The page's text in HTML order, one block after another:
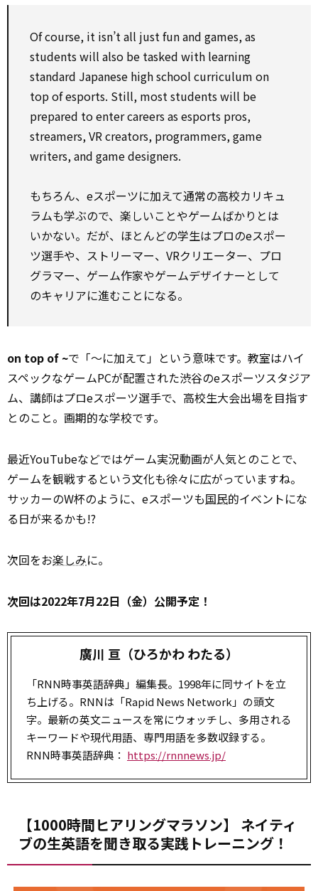
Of course, it isn’t all just fun and games, as
students will also be tasked with learning
standard Japanese high school curriculum on
top of esports. Still, most students will be
prepared to enter careers as esports pros,
streamers, VR creators, programmers, game
writers, and game designers.
もちろん、eスポーツに加えて通常の高校カリキュ
ラムも学ぶので、楽しいことやゲームばかりとは
いかない。だが、ほとんどの学生はプロのeスポー
ツ選手や、ストリーマー、VRクリエーター、プロ
グラマー、ゲーム作家やゲームデザイナーとして
のキャリアに進むことになる。
on top of ~で「～に加えて」という意味です。教室はハイ
スペックなゲームPCが配置された渋谷のeスポーツスタジア
ム、講師はプロeスポーツ選手で、高校生大会出場を目指す
とのこと。画期的な学校です。
最近YouTubeなどではゲーム実況動画が人気とのことで、
ゲームを観戦するという文化も徐々に広がっていますね。
サッカーのW杯のように、eスポーツも国民的イベントにな
る日が来るかも!?
次回をお楽しみに。
次回は2022年7月22日（金）公開予定！
廣川 亘（ひろかわ わたる）
「RNN時事英語辞典」編集長。1998年に同サイトを立
ち上げる。RNNは「Rapid News Network」の頭文
字。最新の英文ニュースを常にウォッチし、多用される
キーワードや現代用語、専門用語を多数収録する。
RNN時事英語辞典： https://rnnnews.jp/
【1000時間ヒアリングマラソン】 ネイティ
ブの生英語を聞き取る実践トレーニング！